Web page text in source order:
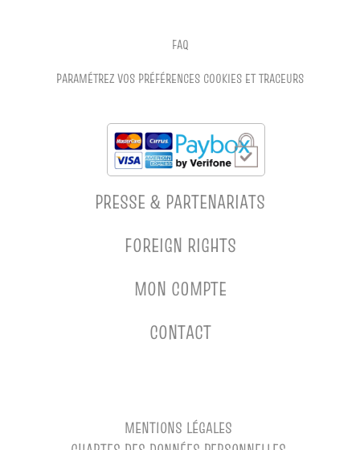
FAQ
PARAMÉTREZ VOS PRÉFÉRENCES COOKIES ET TRACEURS
PRESSE & PARTENARIATS
FOREIGN RIGHTS
MON COMPTE
CONTACT
MENTIONS LÉGALES